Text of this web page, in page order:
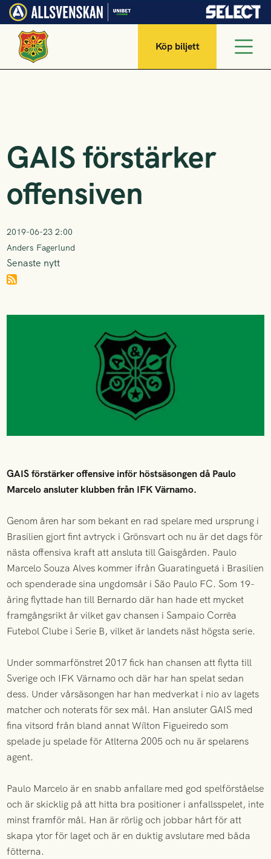
Köp biljett
GAIS förstärker
offensiven
2019-06-23 2:00
Anders Fagerlund
Senaste nytt
GAIS förstärker offensive inför höstsäsongen då Paulo
Marcelo ansluter klubben från IFK Värnamo.
Genom åren har som bekant en rad spelare med ursprung i
Brasilien gjort fint avtryck i Grönsvart och nu är det dags för
nästa offensiva kraft att ansluta till Gaisgården. Paulo
Marcelo Souza Alves kommer ifrån Guaratinguetá i Brasilien
och spenderade sina ungdomsår i São Paulo FC. Som 19-
åring flyttade han till Bernardo där han hade ett mycket
framgångsrikt år vilket gav chansen i Sampaio Corrêa
Futebol Clube i Serie B, vilket är landets näst högsta serie.
Under sommarfönstret 2017 fick han chansen att flytta till
Sverige och IFK Värnamo och där har han spelat sedan
dess. Under vårsäsongen har han medverkat i nio av lagets
matcher och noterats för sex mål. Han ansluter GAIS med
fina vitsord från bland annat Wílton Figueiredo som
spelade ju spelade för Atlterna 2005 och nu är spelarens
agent.
Paulo Marcelo är en snabb anfallare med god spelförståelse
och är skicklig på att hitta bra positioner i anfallsspelet, inte
minst framför mål. Han är rörlig och jobbar hårt för att
skapa ytor för laget och är en duktig avslutare med båda
fötterna.